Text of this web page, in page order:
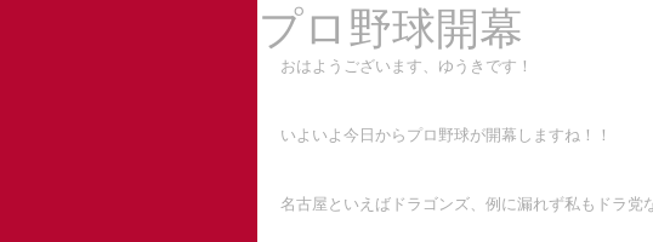
プロ野球開幕
おはようございます、ゆうきです！
いよいよ今日からプロ野球が開幕しますね！！
名古屋といえばドラゴンズ、例に漏れず私もドラ党